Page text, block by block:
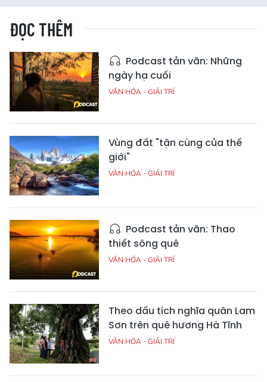
ĐỌC THÊM
Podcast tản văn: Những
ngày hạ cuối
VĂN HÓA - GIẢI TRÍ
Vùng đất "tận cùng của thế
giới"
VĂN HÓA - GIẢI TRÍ
Podcast tản văn: Thao
thiết sông quê
VĂN HÓA - GIẢI TRÍ
Theo dấu tích nghĩa quân Lam
Sơn trên quê hương Hà Tĩnh
VĂN HÓA - GIẢI TRÍ